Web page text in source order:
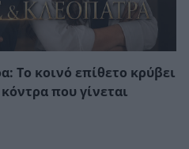
Το κοινό επίθετο κρύβει
που γίνεται